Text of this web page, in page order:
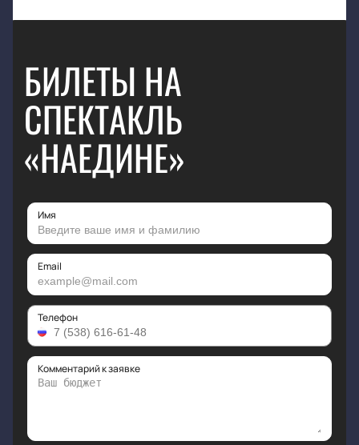
БИЛЕТЫ НА
СПЕКТАКЛЬ
«НАЕДИНЕ»
Имя
Email
Телефон
Комментарий к заявке